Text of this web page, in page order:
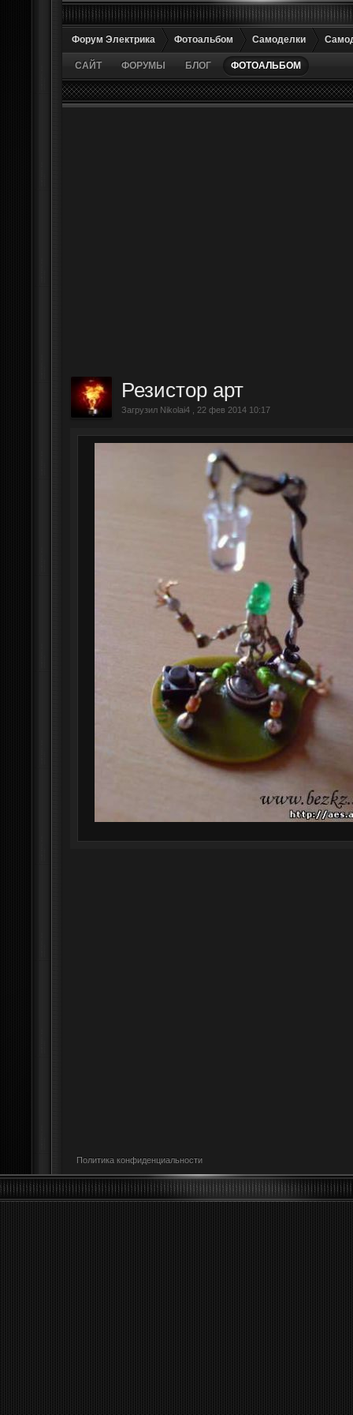
Форум Электрика Фотоальбом Самоделки
САЙТ ФОРУМЫ БЛОГ ФОТОАЛЬБОМ
Резистор арт
Загрузил Nikolai4 , 22 фев 2014 10:17
Политика конфиденциальности